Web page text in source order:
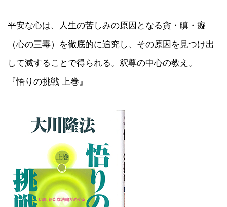
平安な心は、人生の苦しみの原因となる貪・瞋・癡
（心の三毒）を徹底的に追究し、その原因を見つけ出
して滅することで得られる。釈尊の中心の教え。
『悟りの挑戦 上巻』